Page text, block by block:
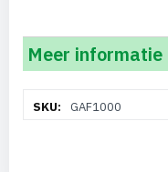
Meer informatie
informatieGAF1000